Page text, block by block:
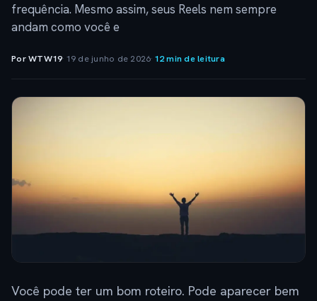
frequência. Mesmo assim, seus Reels nem sempre
andam como você e
Por WTW19· 19 de junho de 2026· 12 min de leitura
Você pode ter um bom roteiro. Pode aparecer bem